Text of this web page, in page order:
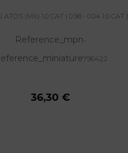
(MX) 1.0 CAT | 0.98 - 0.04 1.0 CAT |...
Reference_mpn-
796422
36,30 €